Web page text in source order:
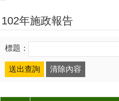
102年施政報告
標題：